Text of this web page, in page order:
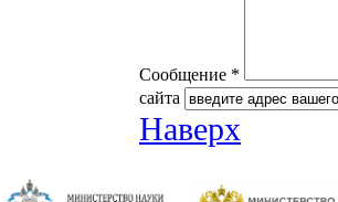
Сообщение *
сайта
Наверх